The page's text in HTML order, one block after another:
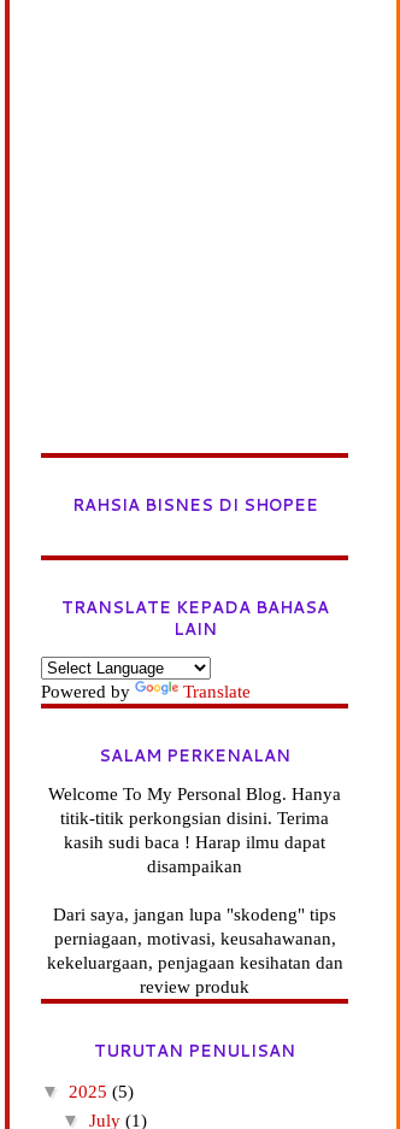
RAHSIA BISNES DI SHOPEE
TRANSLATE KEPADA BAHASA
LAIN
Powered by Translate
SALAM PERKENALAN
Welcome To My Personal Blog. Hanya
titik-titik perkongsian disini. Terima
kasih sudi baca ! Harap ilmu dapat
disampaikan
Dari saya, jangan lupa "skodeng" tips
perniagaan, motivasi, keusahawanan,
kekeluargaan, penjagaan kesihatan dan
review produk
TURUTAN PENULISAN
▼ 2025 (5)
▼July(1)